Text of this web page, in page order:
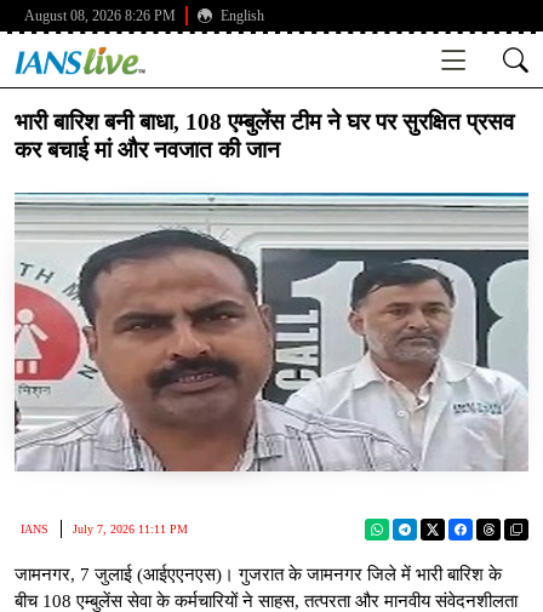
August 08, 2026 8:26 PM English
भारी बारिश बनी बाधा, 108 एम्बुलेंस टीम ने घर पर सुरक्षित प्रसव
कर बचाई मां और नवजात की जान
IANS July 7, 2026 11:11 PM
जामनगर, 7 जुलाई (आईएएनएस)। गुजरात के जामनगर जिले में भारी बारिश के
बीच 108 एम्बुलेंस सेवा के कर्मचारियों ने साहस, तत्परता और मानवीय संवेदनशीलता